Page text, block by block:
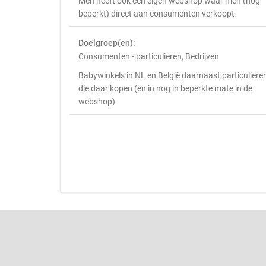
beperkt) direct aan consumenten verkoopt
Doelgroep(en):
Consumenten - particulieren, Bedrijven
Babywinkels in NL en België daarnaast
die daar kopen (en in nog in beperkte mate in de
webshop)